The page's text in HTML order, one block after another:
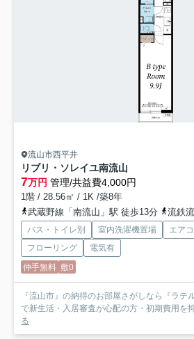
流山市西平井
リブリ・ソレイユ南流山
7万円 管理/共益費4,000円
1階 / 28.56㎡ / 1K /築8年
武蔵野線「南流山」駅 徒歩13分
流鉄流
バス・トイレ別 室内洗濯機置場 エア
フローリング
電気有
仲手無料 敷0
『流山市』の納得のお部屋さがしなら『ラテ
で新生活・入居審査が心配の方・初期費用を
る